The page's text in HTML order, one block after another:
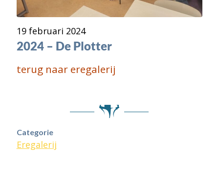
19 februari 2024
2024 – De Plotter
terug naar eregalerij
Categorie
Eregalerij